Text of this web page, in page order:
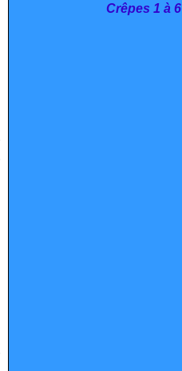
Crêpes 1 à 6